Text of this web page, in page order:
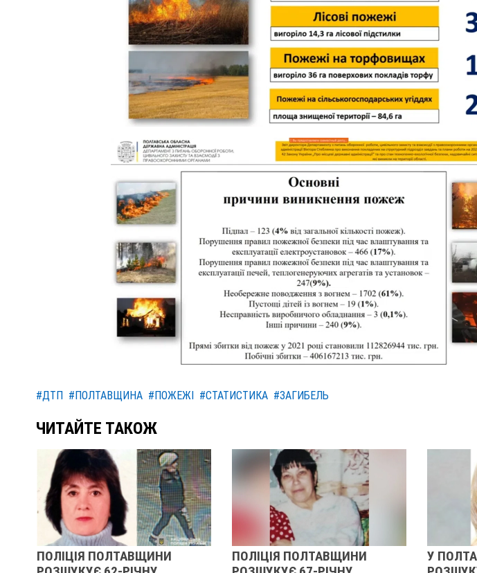
#ДТП #ПОЛТАВЩИНА #ПОЖЕЖІ #СТАТИСТИКА #ЗАГИБЕЛЬ
ЧИТАЙТЕ ТАКОЖ
ПОЛІЦІЯ ПОЛТАВЩИНИ
У ПОЛТАВСЬКІЙ ОБЛАСТІ